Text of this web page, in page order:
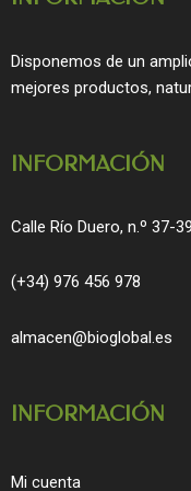
Disponemos de un
mejores productos,
INFORMACIÓN
Calle Río Duero, n.º 37-
(+34) 976 456 978
almacen@bioglobal.es
INFORMACIÓN
Mi cuenta